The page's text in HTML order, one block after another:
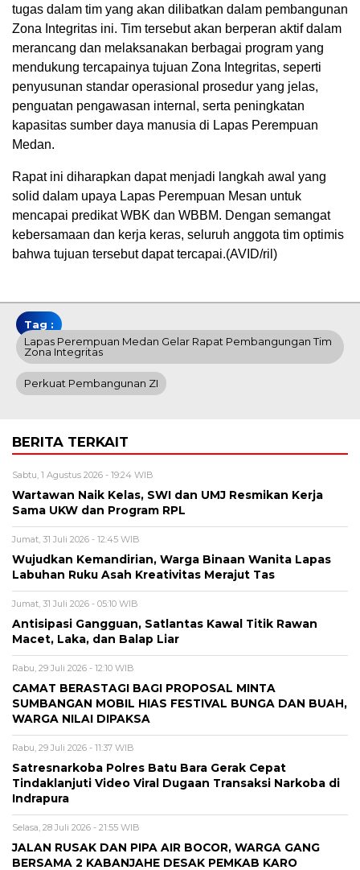
tugas dalam tim yang akan dilibatkan dalam pembangunan
Zona Integritas ini. Tim tersebut akan berperan aktif dalam
merancang dan melaksanakan berbagai program yang
mendukung tercapainya tujuan Zona Integritas, seperti
penyusunan standar operasional prosedur yang jelas,
penguatan pengawasan internal, serta peningkatan
kapasitas sumber daya manusia di Lapas Perempuan
Medan.
Rapat ini diharapkan dapat menjadi langkah awal yang
solid dalam upaya Lapas Perempuan Mesan untuk
mencapai predikat WBK dan WBBM. Dengan semangat
kebersamaan dan kerja keras, seluruh anggota tim optimis
bahwa tujuan tersebut dapat tercapai.(AVID/ril)
Tag :
Lapas Perempuan Medan Gelar Rapat Pembangungan Tim
Zona Integritas
Perkuat Pembangunan ZI
BERITA TERKAIT
Sabtu, 1 Agustus 2026 - 19:24 WIB
Wartawan Naik Kelas, SWI dan UMJ Resmikan Kerja
Sama UKW dan Program RPL
Jumat, 31 Juli 2026 - 12:45 WIB
Wujudkan Kemandirian, Warga Binaan Wanita Lapas
Labuhan Ruku Asah Kreativitas Merajut Tas
Jumat, 31 Juli 2026 - 05:10 WIB
Antisipasi Gangguan, Satlantas Kawal Titik Rawan
Macet, Laka, dan Balap Liar
Rabu, 29 Juli 2026 - 12:10 WIB
CAMAT BERASTAGI BAGI PROPOSAL MINTA
SUMBANGAN MOBIL HIAS FESTIVAL BUNGA DAN BUAH,
WARGA NILAI DIPAKSA
Rabu, 29 Juli 2026 - 11:37 WIB
Satresnarkoba Polres Batu Bara Gerak Cepat
Tindaklanjuti Video Viral Dugaan Transaksi Narkoba di
Indrapura
Selasa, 28 Juli 2026 - 21:55 WIB
JALAN RUSAK DAN PIPA AIR BOCOR, WARGA GANG
BERSAMA 2 KABANJAHE DESAK PEMKAB KARO